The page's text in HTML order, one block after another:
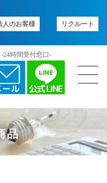
人のお客様 リクルート
-24時間受付窓口-
品